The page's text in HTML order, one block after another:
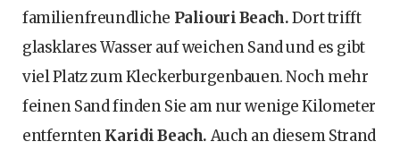
familienfreundliche Paliouri Beach.Dort trifft
glasklares Wasser auf weichen Sand und es gibt
viel Platz zum Kleckerburgenbauen. Noch mehr
feinen Sand finden Sie am nur wenige Kilometer
entferntenKaridi Beach. Auch an diesem Strand